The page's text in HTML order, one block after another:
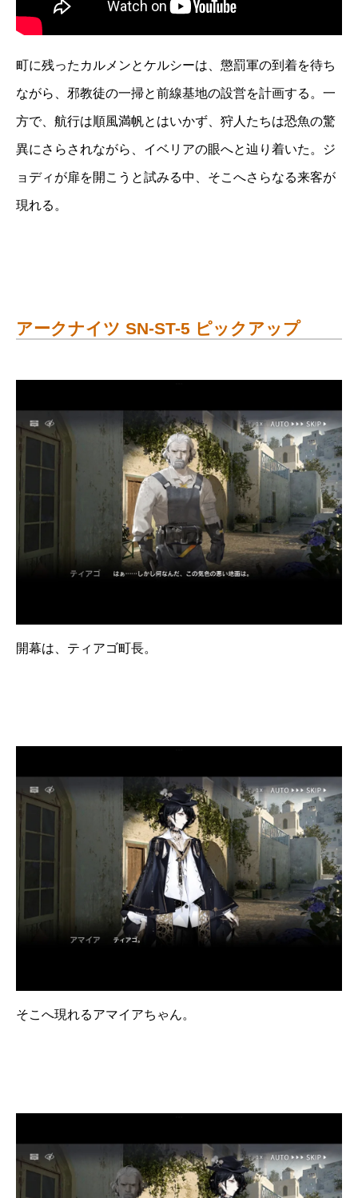
町に残ったカルメンとケルシーは、懲罰軍の到着を待ち
ながら、邪教徒の一掃と前線基地の設営を計画する。一
方で、航行は順風満帆とはいかず、狩人たちは恐魚の驚
異にさらされながら、イベリアの眼へと辿り着いた。ジ
ョディが扉を開こうと試みる中、そこへさらなる来客が
現れる。
アークナイツ SN-ST-5 ピックアップ
開幕は、ティアゴ町長。
そこへ現れるアマイアちゃん。